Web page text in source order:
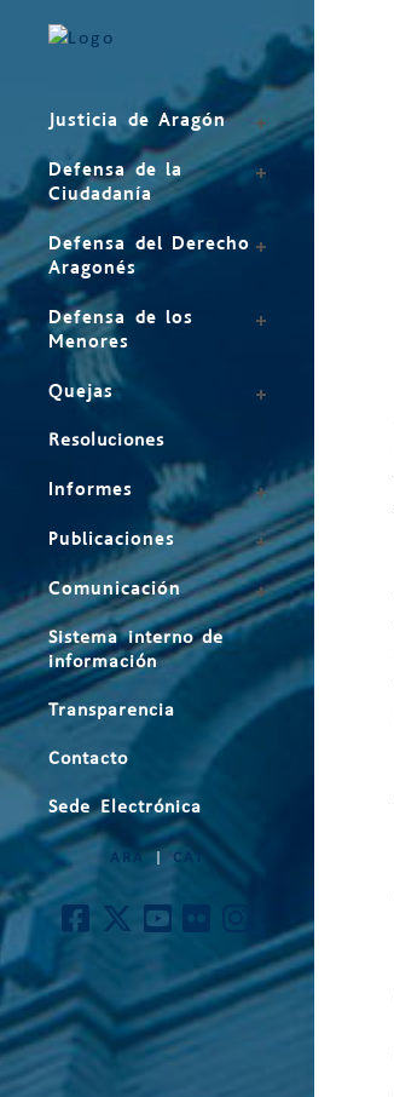
Justicia de Aragón
Defensa de la
Ciudadanía
Defensa del Derecho
Aragonés
Defensa de los
Menores
Quejas
Resoluciones
Informes
Publicaciones
Comunicación
Sistema interno de
información
Transparencia
Contacto
Sede Electrónica
ARA CAT